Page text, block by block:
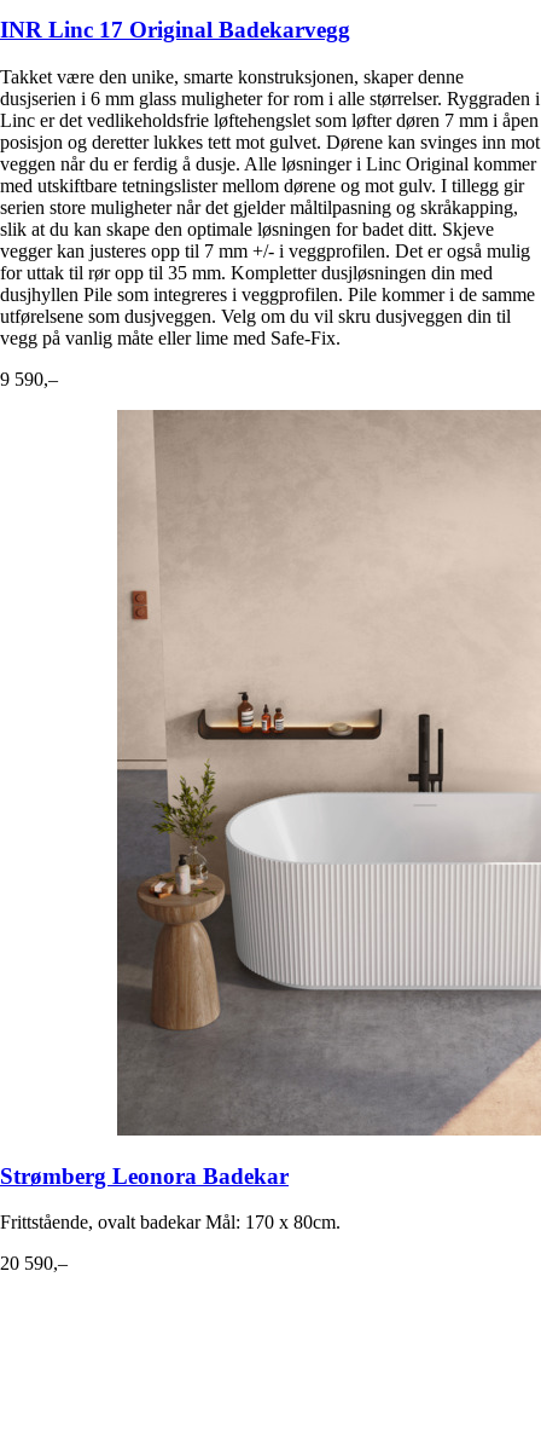
INR Linc 17 Original Badekarvegg
Takket være den unike, smarte konstruksjonen, skaper denne
dusjserien i 6 mm glass muligheter for rom i alle størrelser. Ryggraden i
Linc er det vedlikeholdsfrie løftehengslet som løfter døren 7 mm i åpen
posisjon og deretter lukkes tett mot gulvet. Dørene kan svinges inn mot
veggen når du er ferdig å dusje. Alle løsninger i Linc Original kommer
med utskiftbare tetningslister mellom dørene og mot gulv. I tillegg gir
serien store muligheter når det gjelder måltilpasning og skråkapping,
slik at du kan skape den optimale løsningen for badet ditt. Skjeve
vegger kan justeres opp til 7 mm +/- i veggprofilen. Det er også mulig
for uttak til rør opp til 35 mm. Kompletter dusjløsningen din med
dusjhyllen Pile som integreres i veggprofilen. Pile kommer i de samme
utførelsene som dusjveggen. Velg om du vil skru dusjveggen din til
vegg på vanlig måte eller lime med Safe-Fix.
9 590,–
Strømberg Leonora Badekar
Frittstående, ovalt badekar Mål: 170 x 80cm.
20 590,–